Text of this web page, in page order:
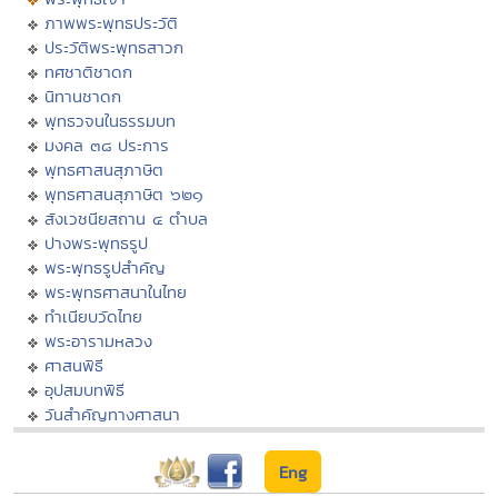
ภาพพระพุทธประวัติ
ประวัติพระพุทธสาวก
ทศชาติชาดก
นิทานชาดก
พุทธวจนในธรรมบท
มงคล ๓๘ ประการ
พุทธศาสนสุภาษิต
พุทธศาสนสุภาษิต ๖๒๑
สังเวชนียสถาน ๔ ตำบล
ปางพระพุทธรูป
พระพุทธรูปสำคัญ
พระพุทธศาสนาในไทย
ทำเนียบวัดไทย
พระอารามหลวง
ศาสนพิธี
อุปสมบทพิธี
วันสำคัญทางศาสนา
Eng